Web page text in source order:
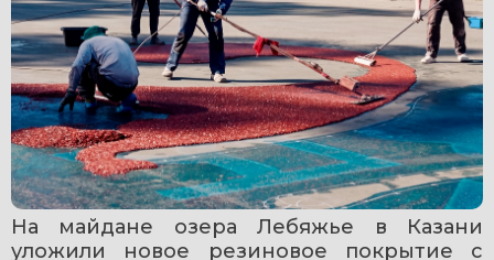
На майдане озера Лебяжье в Казани
уложили новое резиновое покрытие с